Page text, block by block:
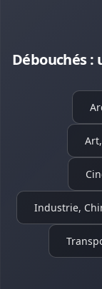
Débouchés :
Industrie,